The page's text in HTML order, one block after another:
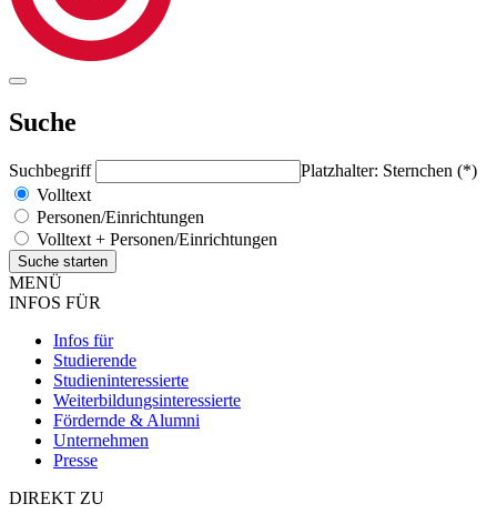
Suche
Suchbegriff
Platzhalter: Sternchen (*)
Volltext
Personen/Einrichtungen
Volltext + Personen/Einrichtungen
MENÜ
INFOS FÜR
Infos für
Studierende
Studieninteressierte
Weiterbildungsinteressierte
Fördernde & Alumni
Unternehmen
Presse
DIREKT ZU